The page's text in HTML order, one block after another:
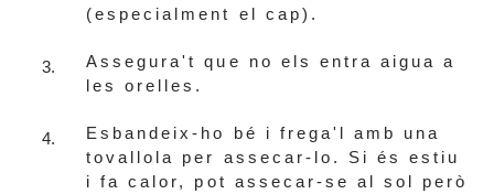
(especialment el cap).
Assegura't que no els entra aigua a
les orelles.
Esbandeix-ho bé i frega'l amb una
tovallola per assecar-lo. Si és estiu
i fa calor, pot assecar-se al sol però